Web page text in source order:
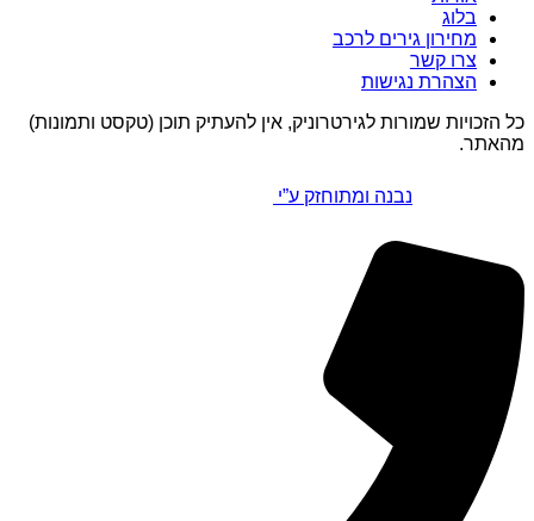
בלוג
מחירון גירים לרכב
צרו קשר
הצהרת נגישות
כל הזכויות שמורות לגירטרוניק, אין להעתיק תוכן (טקסט ותמונות)
מהאתר.
נבנה ומתוחזק ע”י